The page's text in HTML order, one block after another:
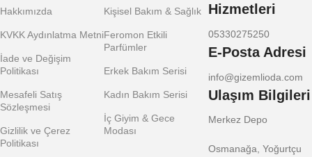
Hakkımızda
KVKK Aydınlatma Metni
İade ve Değişim
Politikası
Mesafeli Satış
Sözleşmesi
Gizlilik ve Çerez
Politikası
Kişisel Bakım & Sağlık
Feromon Etkili
Parfümler
Erkek Bakım Serisi
Kadın Bakım Serisi
İç Giyim & Gece
Modası
Hizmetleri
05330275250
E-Posta Adresi
info@gizemlioda.com
Ulaşım Bilgileri
Merkez Depo
Osmanağa, Yoğurtçu